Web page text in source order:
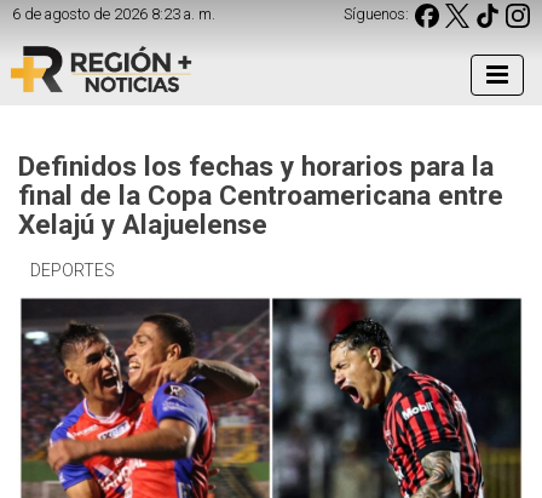
6 de agosto de 2026 8:23 a. m. Síguenos:
Definidos los fechas y horarios para la
final de la Copa Centroamericana entre
Xelajú y Alajuelense
DEPORTES